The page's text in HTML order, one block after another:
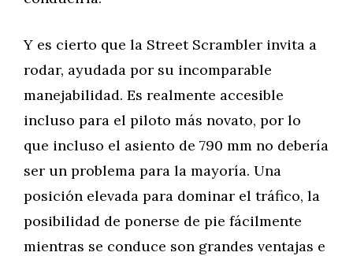
Y es cierto que la Street Scrambler invita a
rodar, ayudada por su incomparable
manejabilidad. Es realmente accesible
incluso para el piloto más novato, por lo
que incluso el asiento de 790 mm no debería
ser un problema para la mayoría. Una
posición elevada para dominar el tráfico, la
posibilidad de ponerse de pie fácilmente
mientras se conduce son grandes ventajas e